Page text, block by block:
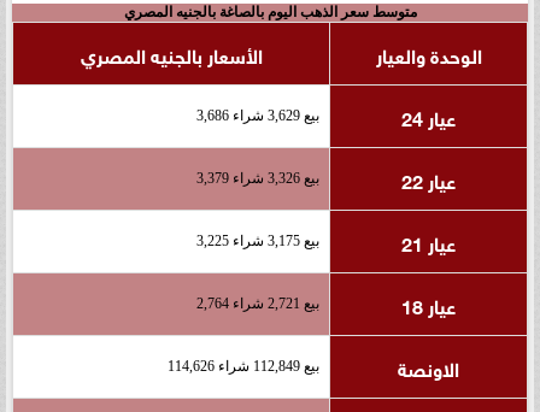
متوسط سعر الذهب اليوم بالصاغة بالجنيه المصري
الوحدة والعيار
الأسعار بالجنيه المصري
عيار 24
بيع 3,629 شراء 3,686
عيار 22 بيع 3,326 شراء 3,379
عيار 21 بيع 3,175 شراء 3,225
عيار 18 بيع 2,721 شراء 2,764
الاونصة بيع 112,849 شراء 114,626